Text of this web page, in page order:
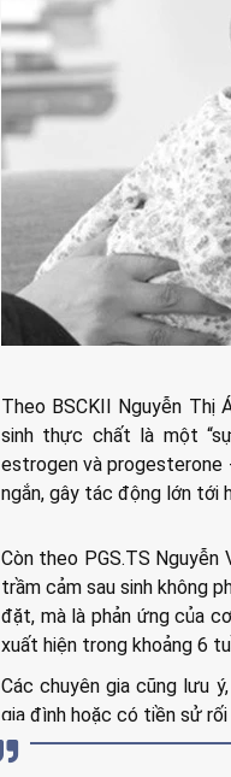
Theo BSCKII Nguyễn Thị
sinh thực chất là một
estrogen và progesterone
ngắn, gây tác động lớn tới
Còn theo PGS.TS Nguyễn
trầm cảm sau sinh không
đặt, mà là phản ứng của
xuất hiện trong khoảng 6
Các chuyên gia cũng lưu
gia đình hoặc có tiền sử